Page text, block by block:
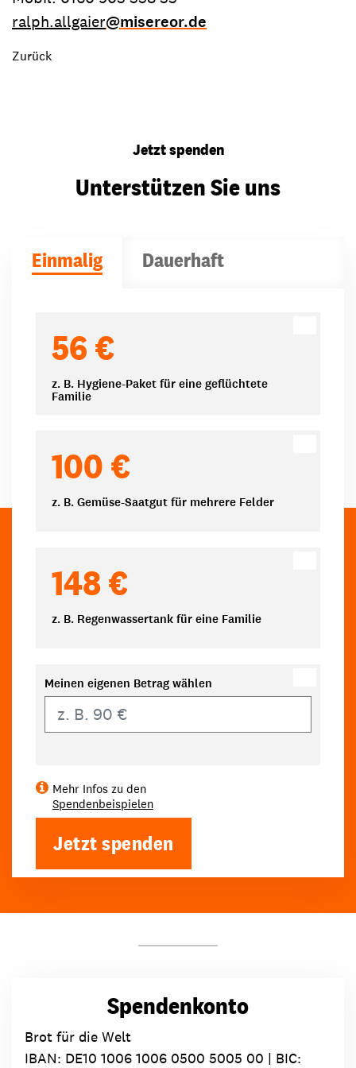
ralph.allgaier@misereor.de
Zurück
Jetzt spenden
Unterstützen Sie uns
Einmalig Dauerhaft
56 €
z. B. Hygiene-Paket für eine geflüchtete
Familie
100 €
z. B. Gemüse-Saatgut für mehrere Felder
148 €
z. B. Regenwassertank für eine Familie
Meinen eigenen Betrag wählen
Mehr Infos zu den
Spendenbeispielen
Jetzt spenden
Spendenkonto
Brot für die Welt
IBAN: DE10 1006 1006 0500 5005 00 | BIC: